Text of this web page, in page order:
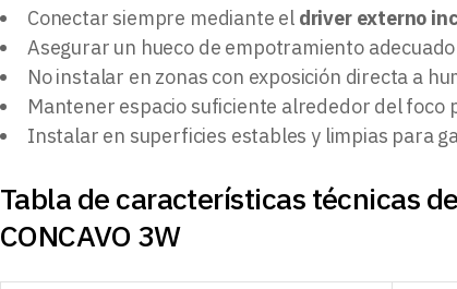
Conectar siempre mediante el driver externo
Asegurar un hueco de empotramiento
No instalar en zonas con exposición directa a
Mantener espacio suficiente alrededor del foco
Instalar en superficies estables y limpias para
Tabla de características técnicas
CONCAVO 3W